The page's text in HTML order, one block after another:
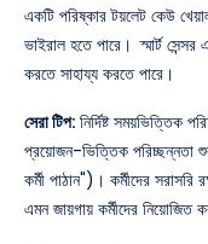
একটি পরিষ্কার টয়লেট কেউ
ভাইরাল হতে পারে। স্মার্ট
করতে সাহায্য করতে পারে।
সেরা টিপ: নির্দিষ্ট সময়ভিত্তিক
প্রয়োজন-ভিত্তিক পরিচ্ছন্নতা
কর্মী পাঠান")। কর্মীদের সরাসরি
এমন জায়গায় কর্মীদের